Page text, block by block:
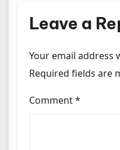
Leave a
Your email address
Required fields are
Comment*